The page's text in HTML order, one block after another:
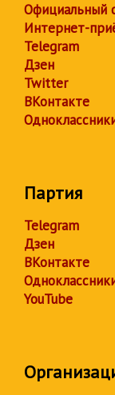
Официальный
Интернет-
Telegram
Дзен
Twitter
ВКонтакте
Партия
Telegram
Дзен
ВКонтакте
YouTube